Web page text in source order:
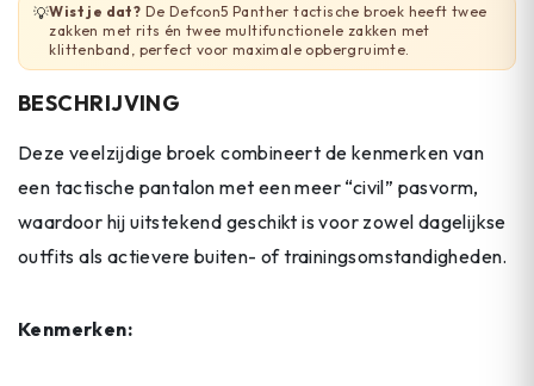
💡Wist je dat? De Defcon5 Panther tactische broek heeft twee
zakken met rits én twee multifunctionele zakken met
klittenband, perfect voor maximale opbergruimte.
BESCHRIJVING
Deze veelzijdige broek combineert de kenmerken van
een tactische pantalon met een meer “civil” pasvorm,
waardoor hij uitstekend geschikt is voor zowel dagelijkse
outfits als actievere buiten- of trainingsomstandigheden.
Kenmerken: